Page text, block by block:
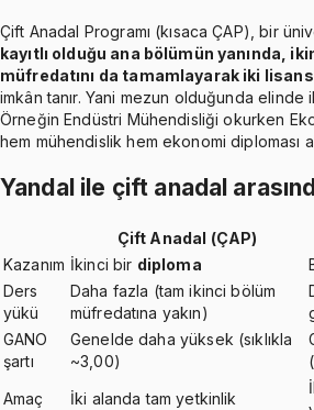
Çift Anadal Programı (kısaca ÇAP), bir
kayıtlı olduğu ana bölümün yanında,
müfredatını da tamamlayarak iki
imkân tanır. Yani mezun olduğunda elinde
Örneğin Endüstri Mühendisliği okurken
hem mühendislik hem ekonomi diploması
Yandal ile çift anadal
Çift Anadal (ÇAP)
Kazanım İkinci bir diploma
Ders
yükü
Daha fazla (tam ikinci bölüm
müfredatına yakın)
GANO
şartı
Genelde daha yüksek (sıklıkla
~3,00)
Amaç
İki alanda tam yetkinlik